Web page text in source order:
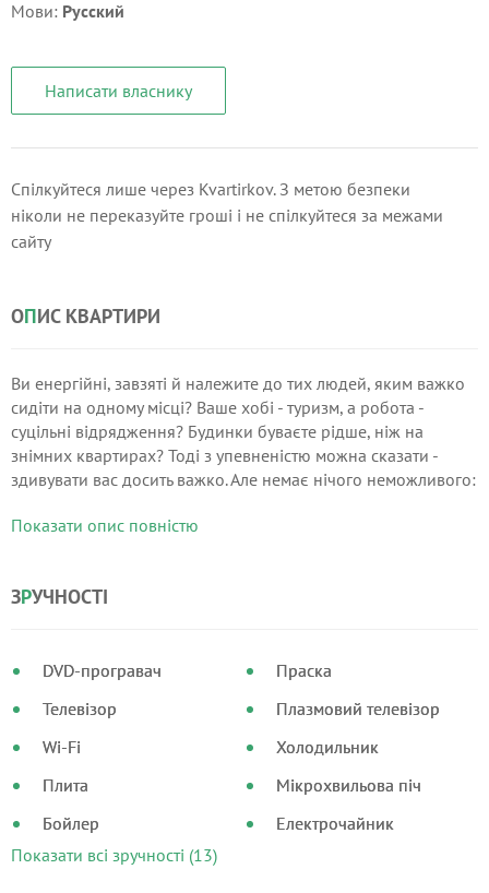
Мови: Русский
Написати власнику
Спілкуйтеся лише через Kvartirkov. З метою безпеки
ніколи не переказуйте гроші і не спілкуйтеся за межами
сайту
ОПИС КВАРТИРИ
Ви енергійні, завзяті й належите до тих людей, яким важко
сидіти на одному місці? Ваше хобі - туризм, а робота -
суцільні відрядження? Будинки буваєте рідше, ніж на
знімних квартирах? Тоді з упевненістю можна сказати -
здивувати вас досить важко. Але немає нічого неможливого:
перебільшення можна назвати ексклюзивними,
Показати опис повністю
ЗРУЧНОСТІ
DVD-програвач
Телевізор
Wi-Fi
Плита
Бойлер
Праска
Плазмовий телевізор
Холодильник
Мікрохвильова піч
Електрочайник
Показати всі зручності (13)